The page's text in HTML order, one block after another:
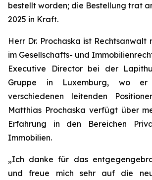
bestellt worden; die Bestellung trat
2025 in Kraft.
Herr Dr. Prochaska ist Rechtsanwalt
im Gesellschafts- und
Executive Director bei der
Gruppe in Luxemburg, wo
verschiedenen leitenden
Matthias Prochaska verfügt über
Erfahrung in den Bereichen
Immobilien.
„Ich danke für das
und freue mich sehr auf die